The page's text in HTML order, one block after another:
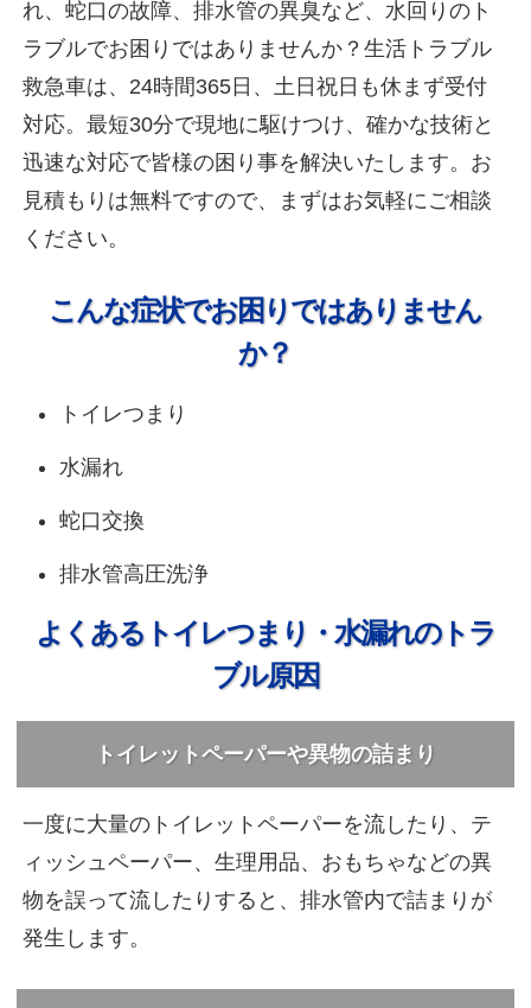
れ、蛇口の故障、排水管の異臭など、水回りのト
ラブルでお困りではありませんか？生活トラブル
救急車は、24時間365日、土日祝日も休まず受付
対応。最短30分で現地に駆けつけ、確かな技術と
迅速な対応で皆様の困り事を解決いたします。お
見積もりは無料ですので、まずはお気軽にご相談
ください。
こんな症状でお困りではありません
か？
トイレつまり
水漏れ
蛇口交換
排水管高圧洗浄
よくあるトイレつまり・水漏れのトラ
ブル原因
トイレットペーパーや異物の詰まり
一度に大量のトイレットペーパーを流したり、テ
ィッシュペーパー、生理用品、おもちゃなどの異
物を誤って流したりすると、排水管内で詰まりが
発生します。